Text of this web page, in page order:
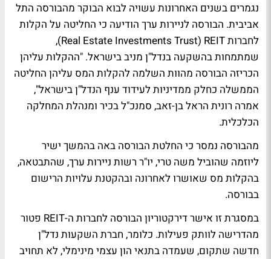
נגמרים בשנים האחרונות עשויה לבוא הבוקר מהבורסה התל
אביבית. הבורסה לניירות ערך הודיעה כי החליטה על הקלות
לחברות Real Estate Investments Trust) REIT),
שמתמחות בהשקעה בנדל"ן מניב בישראל. "ההקלות עליהן
הכריזה הבורסה מהוות השלמה להקלות המס עליהן החליטה
הממשלה כחלק ממדיניות לעידוד ענף הנדל"ן בישראל",
אמרה רונית הראל בן-זאב, סמנכ"ל בכיר ומנהלת המחלקה
הכלכלית.
מהבורסה נמסר כי החלטת הבורסה באה בהמשך ישיר
ליוזמה שהוביל משה טרי, יו"ר רשות ניירות ערך, שהתבטאה,
בהקלות מס שאושרו לאחרונה ובהקטנת עלויות הרישום
בבורסה.
במסגרת זו אישר דירקטוריון הבורסה לחברות ה-REIT פטור
מהדרישה לוותק פעילות. כלומר, חברת השקעות נדל"ן
חדשה שתקום, שעמדה בתנאי הון עצמי מינימלי, לא תחויב